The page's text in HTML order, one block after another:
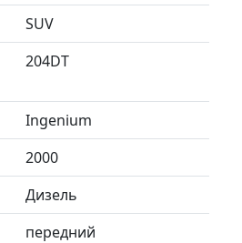
SUV
204DT
Ingenium
2000
Дизель
передний